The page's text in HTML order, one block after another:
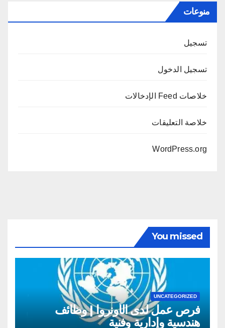
منوعات
تسجيل
تسجيل الدخول
خلاصات Feed الإدخالات
خلاصة التعليقات
WordPress.org
You missed
UNCATEGORIZED
فرص عمل لدى الأونروا | وظائف
هندسية وإدارية وفنية